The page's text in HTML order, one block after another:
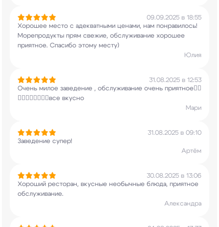
09.09.2025 в 18:55
Хорошее место с адекватными ценами, нам понравилось!
Морепродукты прям свежие, обслуживание хорошее
приятное. Спасибо этому месту)
Юлия
31.08.2025 в 12:53
Очень милое заведение , обслуживание очень приятное👍🏻
👍🏻👍🏻👍🏻👍🏻все вкусно
Мари
31.08.2025 в 09:10
Заведение супер!
Артём
30.08.2025 в 13:06
Хороший ресторан, вкусные необычные блюда, приятное
обслуживание.
Александра